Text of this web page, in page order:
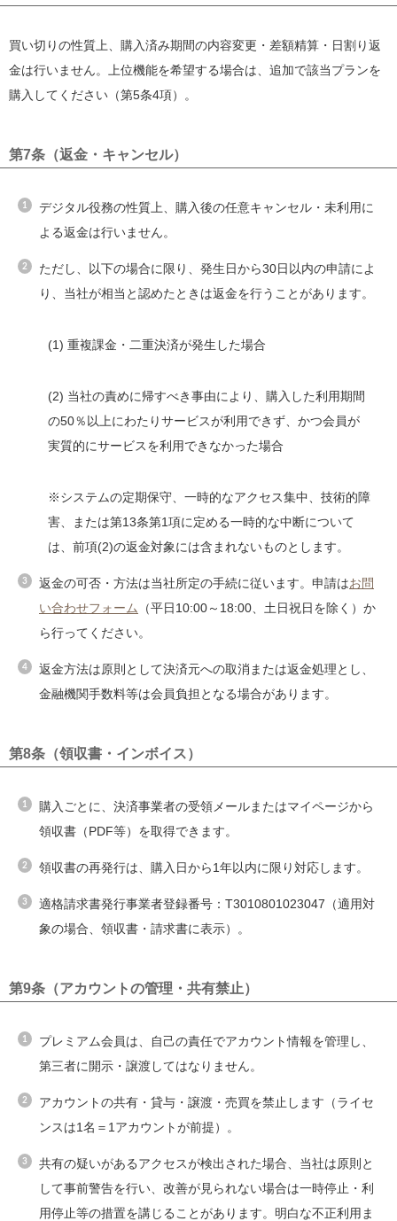
買い切りの性質上、購入済み期間の内容変更・差額精算・日割り返
金は行いません。上位機能を希望する場合は、追加で該当プランを
購入してください（第5条4項）。
第7条（返金・キャンセル）
デジタル役務の性質上、購入後の任意キャンセル・未利用に
よる返金は行いません。
ただし、以下の場合に限り、発生日から30日以内の申請によ
り、当社が相当と認めたときは返金を行うことがあります。
(1) 重複課金・二重決済が発生した場合
(2) 当社の責めに帰すべき事由により、購入した利用期間
の50％以上にわたりサービスが利用できず、かつ会員が
実質的にサービスを利用できなかった場合
※システムの定期保守、一時的なアクセス集中、技術的障
害、または第13条第1項に定める一時的な中断について
は、前項(2)の返金対象には含まれないものとします。
返金の可否・方法は当社所定の手続に従います。申請はお問
い合わせフォーム
（平日10:00～18:00、土日祝日を除く）か
ら行ってください。
返金方法は原則として決済元への取消または返金処理とし、
金融機関手数料等は会員負担となる場合があります。
第8条（領収書・インボイス）
購入ごとに、決済事業者の受領メールまたはマイページから
領収書（PDF等）を取得できます。
領収書の再発行は、購入日から1年以内に限り対応します。
適格請求書発行事業者登録番号：T3010801023047（適用対
象の場合、領収書・請求書に表示）。
第9条（アカウントの管理・共有禁止）
プレミアム会員は、自己の責任でアカウント情報を管理し、
第三者に開示・譲渡してはなりません。
アカウントの共有・貸与・譲渡・売買を禁止します（ライセ
ンスは1名＝1アカウントが前提）。
共有の疑いがあるアクセスが検出された場合、当社は原則と
して事前警告を行い、改善が見られない場合は一時停止・利
用停止等の措置を講じることがあります。明白な不正利用ま